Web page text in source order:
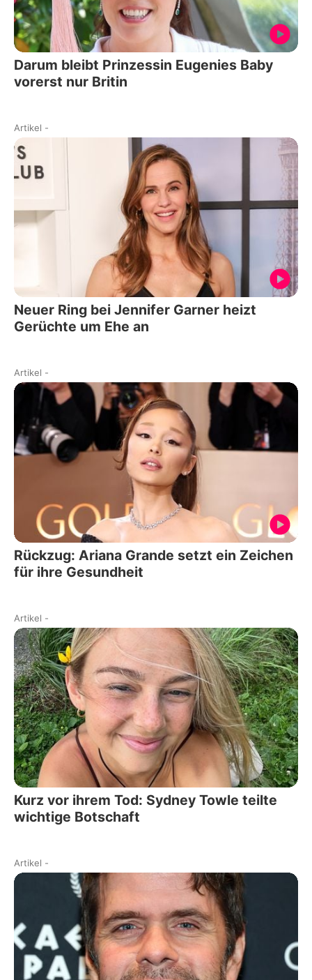
Darum bleibt Prinzessin Eugenies Baby
vorerst nur Britin
Artikel -
Neuer Ring bei Jennifer Garner heizt
Gerüchte um Ehe an
Artikel -
Rückzug: Ariana Grande setzt ein Zeichen
für ihre Gesundheit
Artikel -
Kurz vor ihrem Tod: Sydney Towle teilte
wichtige Botschaft
Artikel -